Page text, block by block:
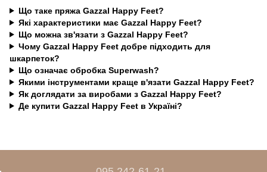
Що таке пряжа Gazzal Happy Feet?
Які характеристики має Gazzal Happy Feet?
Що можна зв'язати з Gazzal Happy Feet?
Чому Gazzal Happy Feet добре підходить для
шкарпеток?
Що означає обробка Superwash?
Якими інструментами краще в'язати Gazzal Happy Feet?
Як доглядати за виробами з Gazzal Happy Feet?
Де купити Gazzal Happy Feet в Україні?